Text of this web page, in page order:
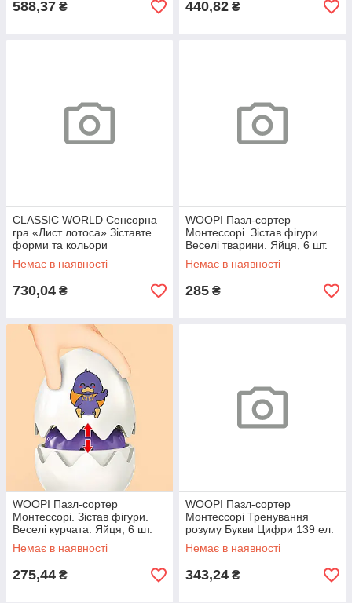
588,37 ₴ 440,82 ₴
CLASSIC WORLD Сенсорна
гра «Лист лотоса» Зіставте
форми та кольори
Немає в наявності
730,04 ₴
WOOPI Пазл-сортер
Монтессорі. Зістав фігури.
Веселі тварини. Яйця, 6 шт.
Немає в наявності
285 ₴
WOOPI Пазл-сортер
Монтессорі. Зістав фігури.
Веселі курчата. Яйця, 6 шт.
Немає в наявності
275,44 ₴
WOOPI Пазл-сортер
Монтессорі Тренування
розуму Букви Цифри 139 ел.
Немає в наявності
343,24 ₴